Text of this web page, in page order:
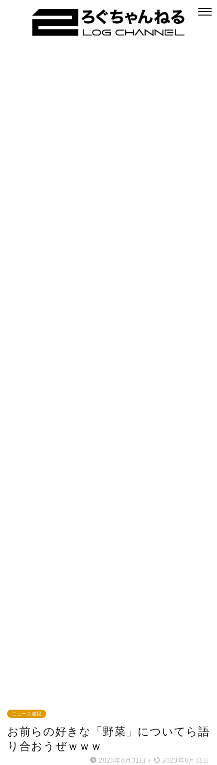
ニュース速報
お前らの好きな「野菜」についてら語
り合おうぜｗｗｗ
2023年8月31日 / 2023年8月31日